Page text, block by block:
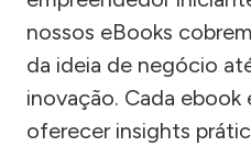
nossos eBooks
da ideia de negócio
inovação. Cada ebook
oferecer insights